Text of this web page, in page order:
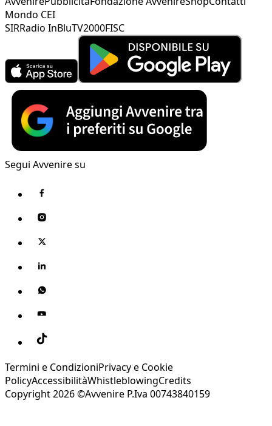
Mondo CEI
SIRRadio InBluTV2000FISC
Segui Avvenire su
Termini e CondizioniPrivacy e Cookie
PolicyAccessibilitàWhistleblowingCredits
Copyright 2026 ©Avvenire P.Iva 00743840159